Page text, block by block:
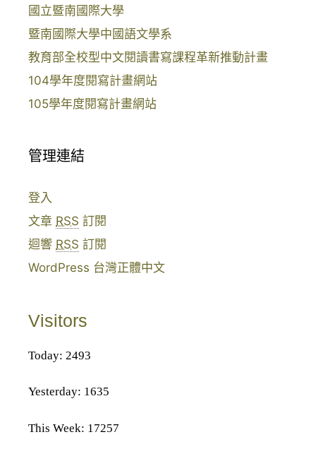
國立暨南國際大學
暨南國際大學中國語文學系
教育部全校型中文閱讀書寫課程革新推動計畫
104學年度閱寫計畫網站
105學年度閱寫計畫網站
管理連結
登入
文章 RSS 訂閱
迴響 RSS 訂閱
WordPress 台灣正體中文
Visitors
Today: 2493
Yesterday: 1635
This Week: 17257